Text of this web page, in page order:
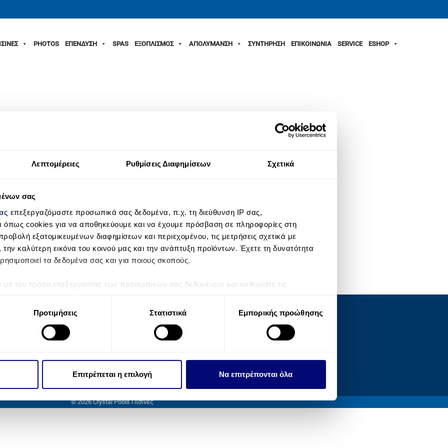
Λεπτομέρειες Ρυθμίσεις Διαφημίσεων Σχετικά
σας
επεξεργαζόμαστε προσωπικά σας δεδομένα, π.χ. τη διεύθυνση IP σας,
όπως cookies για να αποθηκεύουμε και να έχουμε πρόσβαση σε πληροφορίες στη
εξατομικευμένων διαφημίσεων και περιεχομένου, τις μετρήσεις σχετικά με
την καλύτερη εικόνα του κοινού μας και την ανάπτυξη προϊόντων. Έχετε τη δυνατότητα
τα δεδομένα σας και για ποιους σκοπούς.
με τον τρόπο επεξεργασίας των προσωπικών σας δεδομένων και καθορίστε τις
εξατομίκευση περιεχομένου και διαφημίσεων, την παροχή λειτουργιών κοινωνικών
τους.
Προτιμήσεις Στατιστικά Εμπορικής προώθησης
Επιτρέπεται η επιλογή Να επιτρέπονται όλα
PHOTOS ΕΠΕΝΔΥΣΗ SPAS ΕΞΟΠΛΙΣΜΟΣ ΑΠΟΛΥΜΑΝΣΗ ΣΥΝΤΗΡΗΣΗ ΕΠΙΚΟΙΝΩΝΙΑ SERVICE ESHOP
Συμπληρώστε το email σας εδώ:
© 2026 Crystal Pools Πισίνες